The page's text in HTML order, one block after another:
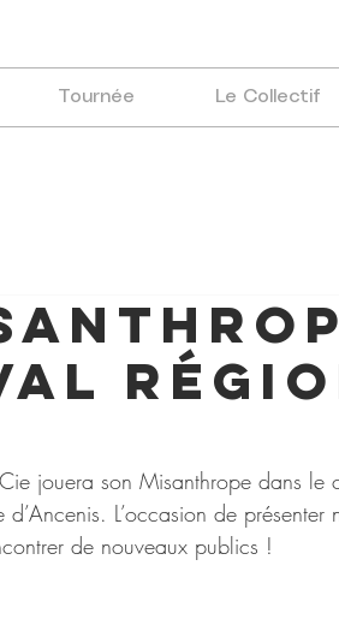
Tournée Le Collectif
jouera son Misanthrope dans le
d’Ancenis. L’occasion de
de nouveaux publics !